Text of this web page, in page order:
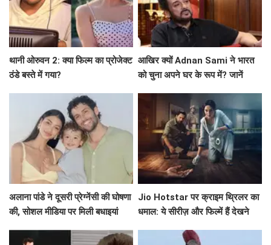
थानी ओरुवन 2: क्या फिल्म का प्रोजेक्ट
ठंडे बस्ते में गया?
आखिर क्यों Adnan Sami ने भारत
को चुना अपने घर के रूप में? जानें
अलाना पांडे ने दूसरी प्रेग्नेंसी की घोषणा
की, सोशल मीडिया पर मिली बधाइयां
Jio Hotstar पर क्राइम थ्रिलर का
धमाल: ये सीरीज़ और फिल्में हैं देखने